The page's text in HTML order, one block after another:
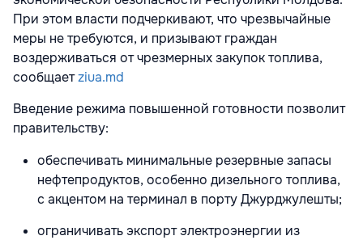
При этом власти подчеркивают, что чрезвычайные
меры не требуются, и призывают граждан
воздерживаться от чрезмерных закупок топлива,
сообщаетziua.md
Введение режима повышенной готовности позволит
правительству:
обеспечивать минимальные резервные запасы
нефтепродуктов, особенно дизельного топлива,
с акцентом на терминал в порту Джурджулешты;
ограничивать экспорт электроэнергии из